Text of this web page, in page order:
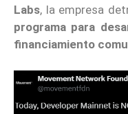
Labs, la empresa
programa para
financiamiento